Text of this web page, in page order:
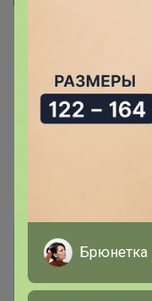
Ожидание
Комментарии к
Отзывы
Брюнетка